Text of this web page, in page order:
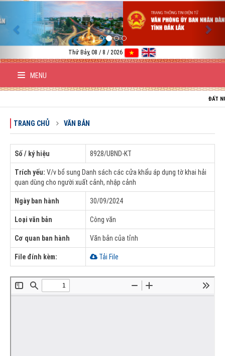
Previous
Thứ Bảy, 08 / 8 / 2026
MENU
ĐẤT NƯỚC
TRANG CHỦ VĂN BẢN
Số / ký hiệu 8928/UBND-KT
Trích yếu: V/v bổ sung Danh sách các cửa khẩu áp dụng tờ khai hải
quan dùng cho người xuất cảnh, nhập cảnh
Ngày ban hành 30/09/2024
Loại văn bản Công văn
Cơ quan ban hành Văn bản của tỉnh
File đính kèm: Tải File